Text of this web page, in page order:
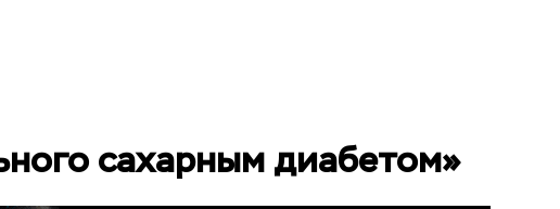
сахарным диабетом»